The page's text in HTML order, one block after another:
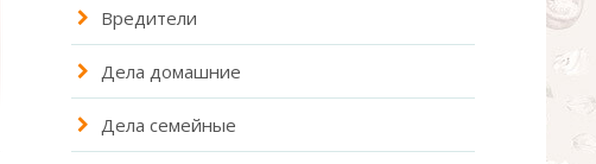
Вредители
Дела домашние
Дела семейные